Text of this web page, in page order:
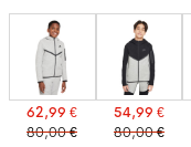
62,99 €
80,00 €
54,99 €
80,00 €